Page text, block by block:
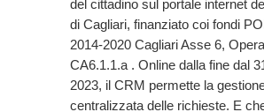
del cittadino sul portale internet
di Cagliari, finanziato coi fondi
2014-2020 Cagliari Asse 6,
CA6.1.1.a . Online dalla fine dal
2023, il CRM permette la
centralizzata delle richieste. E